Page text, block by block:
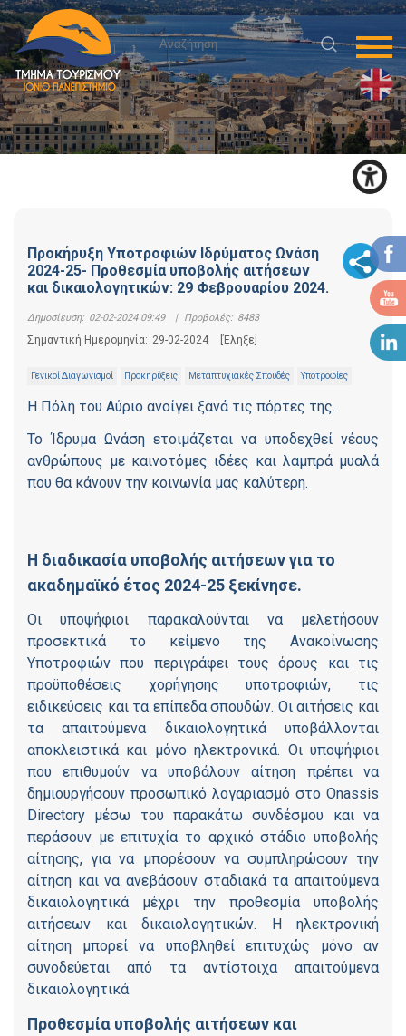
Προκήρυξη Υποτροφιών Ιδρύματος Ωνάση
2024-25- Προθεσμία υποβολής αιτήσεων
και δικαιολογητικών: 29 Φεβρουαρίου 2024.
Δημοσίευση: 02-02-2024 09:49 | Προβολές: 8483
Σημαντική Ημερομηνία: 29-02-2024 [Έληξε]
Γενικοί Διαγωνισμοί Προκηρύξεις Μεταπτυχιακές Σπουδές Υποτροφίες
Η Πόλη του Αύριο ανοίγει ξανά τις πόρτες της.
Το Ίδρυμα Ωνάση ετοιμάζεται να υποδεχθεί νέους
ανθρώπους με καινοτόμες ιδέες και λαμπρά μυαλά
που θα κάνουν την κοινωνία μας καλύτερη.
Η διαδικασία υποβολής αιτήσεων για το
ακαδημαϊκό έτος 2024-25 ξεκίνησε.
Οι υποψήφιοι παρακαλούνται να μελετήσουν
προσεκτικά το κείμενο της Ανακοίνωσης
Υποτροφιών που περιγράφει τους όρους και τις
προϋποθέσεις χορήγησης υποτροφιών, τις
ειδικεύσεις και τα επίπεδα σπουδών. Οι αιτήσεις και
τα απαιτούμενα δικαιολογητικά υποβάλλονται
αποκλειστικά και μόνο ηλεκτρονικά. Οι υποψήφιοι
που επιθυμούν να υποβάλουν αίτηση πρέπει να
δημιουργήσουν προσωπικό λογαριασμό στο Onassis
Directory μέσω του παρακάτω συνδέσμου και να
περάσουν με επιτυχία το αρχικό στάδιο υποβολής
αίτησης, για να μπορέσουν να συμπληρώσουν την
αίτηση και να ανεβάσουν σταδιακά τα απαιτούμενα
δικαιολογητικά μέχρι την προθεσμία υποβολής
αιτήσεων και δικαιολογητικών. Η ηλεκτρονική
αίτηση μπορεί να υποβληθεί επιτυχώς μόνο αν
συνοδεύεται από τα αντίστοιχα απαιτούμενα
δικαιολογητικά.
Προθεσμία υποβολής αιτήσεων και